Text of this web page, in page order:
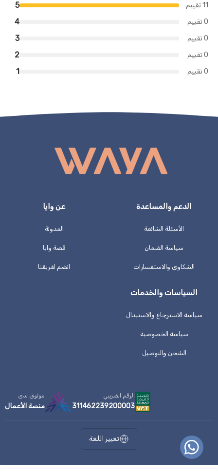
11 تقييم 5
0 تقييم 4
0 تقييم 3
0 تقييم 2
0 تقييم 1
الدعم والمساعدة
الأسئلة الشائعة
سياسة الضمان
الشكاوى والاستفسارات
عن وايا
المدونة
قصة وايا
انضم لفريقنا
السياسات والخدمات
سياسة الاسترجاع والاستبدال
سياسة الخصوصية
الشحن والتوصيل
الرقم الضريبي
311462239200003
موثوق لدى
منصة الأعمال
تغيير اللغة